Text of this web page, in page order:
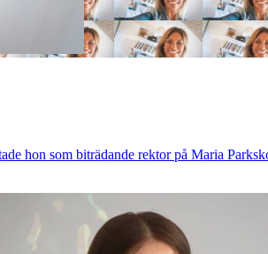
hon som biträdande rektor på Maria